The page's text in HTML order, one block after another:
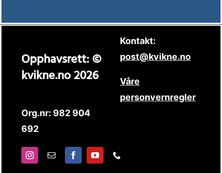
Opphavsrett: ©
kvikne.no 2026
Org.nr: 982 904
692
Kontakt:
post@kvikne.no
Våre
personvernregler